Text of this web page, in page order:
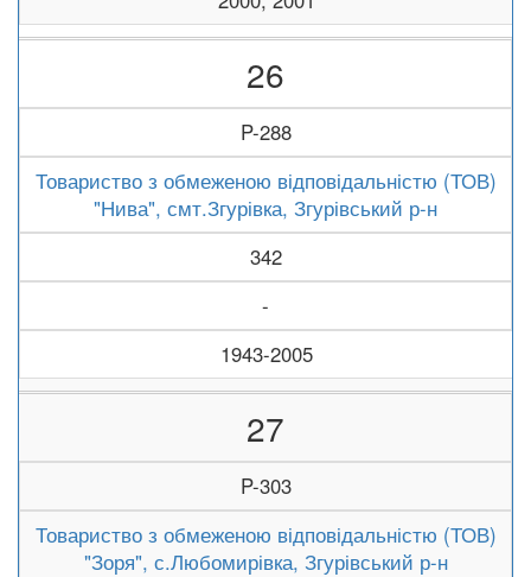
26
P-288
Товариство з обмеженою відповідальністю (ТОВ)
"Нива", смт.Згурівка, Згурівський р-н
342
-
1943-2005
27
P-303
Товариство з обмеженою відповідальністю (ТОВ)
"Зоря", с.Любомирівка, Згурівський р-н